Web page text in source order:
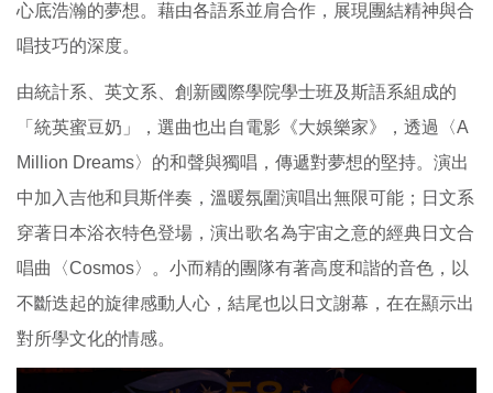
心底浩瀚的夢想。藉由各語系並肩合作，展現團結精神與合
唱技巧的深度。
由統計系、英文系、創新國際學院學士班及斯語系組成的
「統英蜜豆奶」，選曲也出自電影《大娛樂家》，透過〈A
Million Dreams〉的和聲與獨唱，傳遞對夢想的堅持。演出
中加入吉他和貝斯伴奏，溫暖氛圍演唱出無限可能；日文系
穿著日本浴衣特色登場，演出歌名為宇宙之意的經典日文合
唱曲〈Cosmos〉。小而精的團隊有著高度和諧的音色，以
不斷迭起的旋律感動人心，結尾也以日文謝幕，在在顯示出
對所學文化的情感。